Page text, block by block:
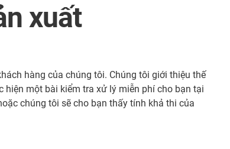
xuất
hàng của chúng tôi. Chúng tôi giới thiệu thế
hiện một bài kiểm tra xử lý miễn phí cho bạn tại
chúng tôi sẽ cho bạn thấy tính khả thi của